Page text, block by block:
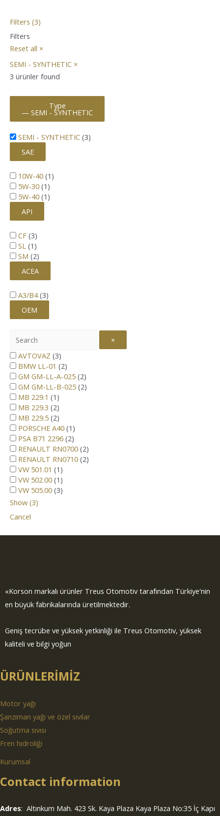
Filters (3)
Filters
Reset all ×
SEMI - SYNTHETIC ×
3 ürünler found
Type
— SEMI - SYNTHETIC
SEMI - SYNTHETIC (3)
SAE
10W-40 (1 )
5W-30 (1 )
5W-40 (1 )
API
CF (3)
SL (1 )
SM (2)
ACEA
A3/B4 (3)
OEM
×
AVTOVAZ (3)
BMW LL-01 (2)
GM GM-LL-A-025 (2)
GM GM-LL-B-025 (2)
MB 229.1 (1 )
MB 229.3 (2)
MB 229.5 (2)
PORSCHE A40 (1 )
PSA B71 2296 (2)
RENAULT RN0700 (2)
RENAULT RN0710 (2)
VW 501.01 (1 )
VW 502.00 (1 )
VW 505.00 (3)
Show (3)
Cancel
«Korson markalı ürünler Treus Otomotiv tarafından Türkiye'nin
en büyük fabrikalarında üretilmektedir.
Geniş tecrübe ve yüksek yetkinliği ile Treus Otomotiv, yüksek
kaliteli ve bilgi yoğun
ÜRÜNLERİMİZ
Motor yağı
Şanzıman yağı ve özel sıvılar
Soğutma sıvısı
Fren hidroliği
Kurumsal
Contact information
Adres: Altınkum Mah. 423 Sk. Kaya Plaza Kaya Plaza No:35 İç Kapı